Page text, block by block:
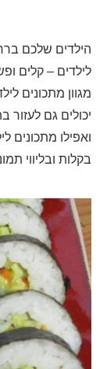
הילדים שלכם
לילדים – קלים
מגוון מתכונים
יכולים גם לעזור
ואפילו מתכונים
בקלות ובליווי